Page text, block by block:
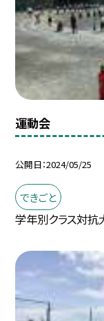
運動会
公開日 2024/05/25
できごと
学年別クラス対抗